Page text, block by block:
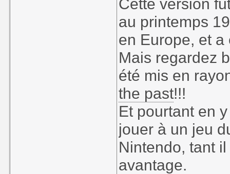
Cette version
au printemps
en Europe, et
Mais regardez
été mis en
the past!!!
Et pourtant en
jouer à un jeu
Nintendo, tant
avantage.